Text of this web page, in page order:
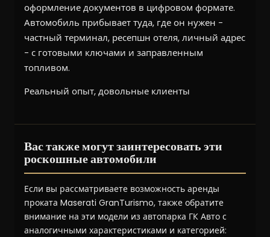
оформление документов в цифровом формате.
Автомобиль прибывает туда, где он нужен -
частный терминал, ресепшн отеля, личный адрес
- с готовыми ключами и заправленным
топливом.
Реальный опыт, довольные клиенты
Вас также могут заинтересовать эти
роскошные автомобили
Если вы рассматриваете возможность аренды
проката Maserati GranTurismo, также обратите
внимание на эти модели из автопарка ГК Авто с
аналогичными характеристиками и категорией: